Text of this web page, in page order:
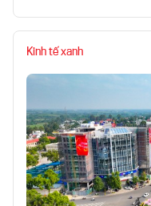
Kinh tế xanh